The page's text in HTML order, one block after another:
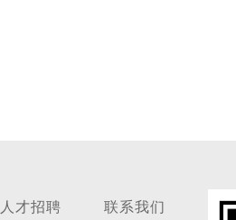
人才招聘 联系我们